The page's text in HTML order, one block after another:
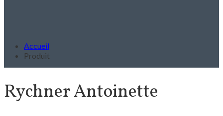
Accueil
Produit
Rychner Antoinette